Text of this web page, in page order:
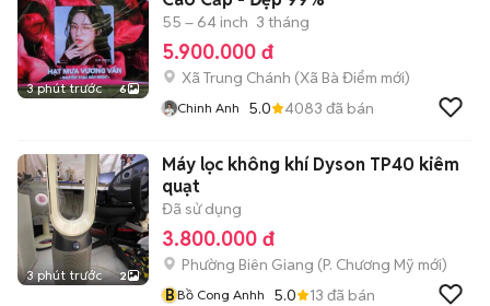
3 phút trước 6
55 – 64 inch 3 tháng
5.900.000 đ
Xã Trung Chánh (Xã Bà Điểm mới)
Chinh Anh 5.0 4083 đã bán
3 phút trước 2
Máy lọc không khí Dyson TP40 kiêm
quạt
Đã sử dụng
3.800.000 đ
Phường Biên Giang (P. Chương Mỹ mới)
BBồ Cong Anhh 5.0 13 đã bán